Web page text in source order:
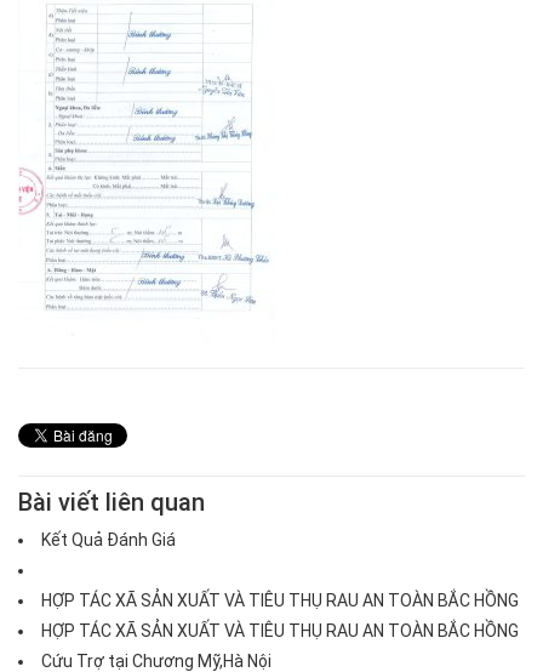
Bài viết liên quan
Kết Quả Đánh Giá
HỢP TÁC XÃ SẢN XUẤT VÀ TIÊU THỤ RAU AN TOÀN BẮC HỒNG
HỢP TÁC XÃ SẢN XUẤT VÀ TIÊU THỤ RAU AN TOÀN BẮC HỒNG
Cứu Trợ tại Chương Mỹ,Hà Nội